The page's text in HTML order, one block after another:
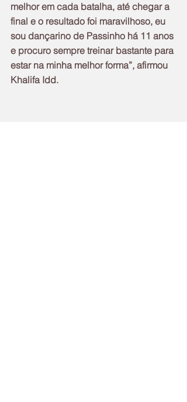
melhor em cada batalha, até chegar a
final e o resultado foi maravilhoso, eu
sou dançarino de Passinho há 11 anos
e procuro sempre treinar bastante para
estar na minha melhor forma”, afirmou
Khalifa Idd.